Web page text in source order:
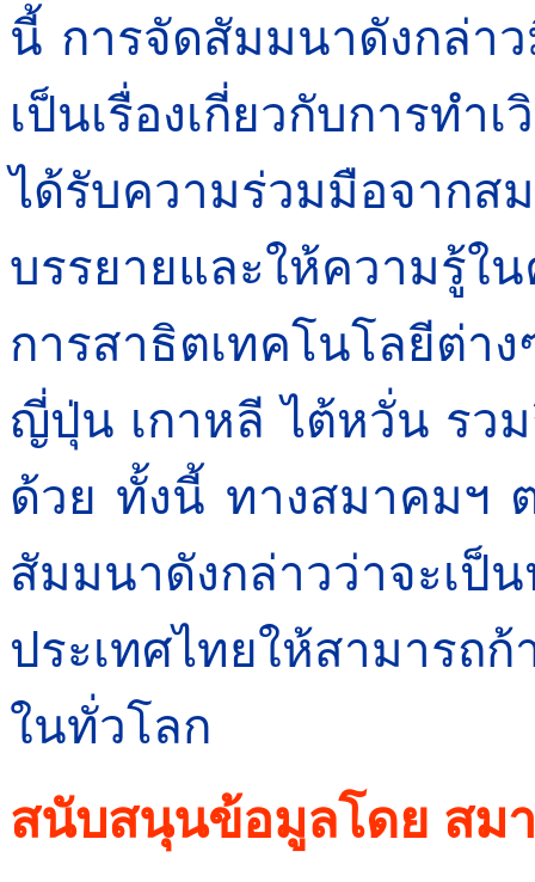
นี้ การจัดสัมมนาดังกล่า
เป็นเรื่องเกี่ยวกับการท
ได้รับความร่วมมือจาก
บรรยายและให้ความรู้
การสาธิตเทคโนโลยี
ญี่ปุ่น เกาหลี ไต้หวั่น รว
ด้วย ทั้งนี้ ทางสมาคมฯ
สัมมนาดังกล่าวว่าจะเป็
ประเทศไทยให้สามารถ
ในทั่วโลก
สนับสนุนข้อมูลโดย สม